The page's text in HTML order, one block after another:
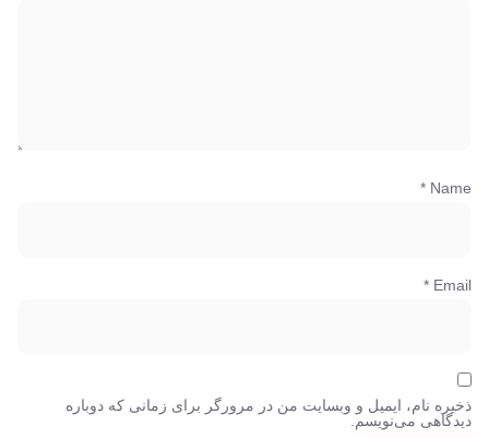
Name
*
Email
*
ذخیره نام، ایمیل و وبسایت من در مرورگر برای زمانی که دوباره
دیدگاهی می‌نویسم.